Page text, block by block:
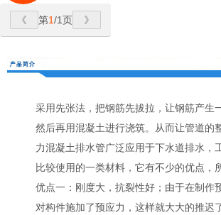
第1/1页
采用先张法，把钢筋先拔拉，让钢筋产生
然后再用混凝土进行浇筑。从而让管道的
力混凝土排水管广泛应用于下水道排水，
比较使用的一类材料，它有不少的优点，
优点一：刚度大，抗裂性好；由于在制作
对构件施加了预应力，这样就大大的推迟